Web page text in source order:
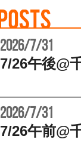
2026/7/31
7/26午後
2026/7/31
7/26午前